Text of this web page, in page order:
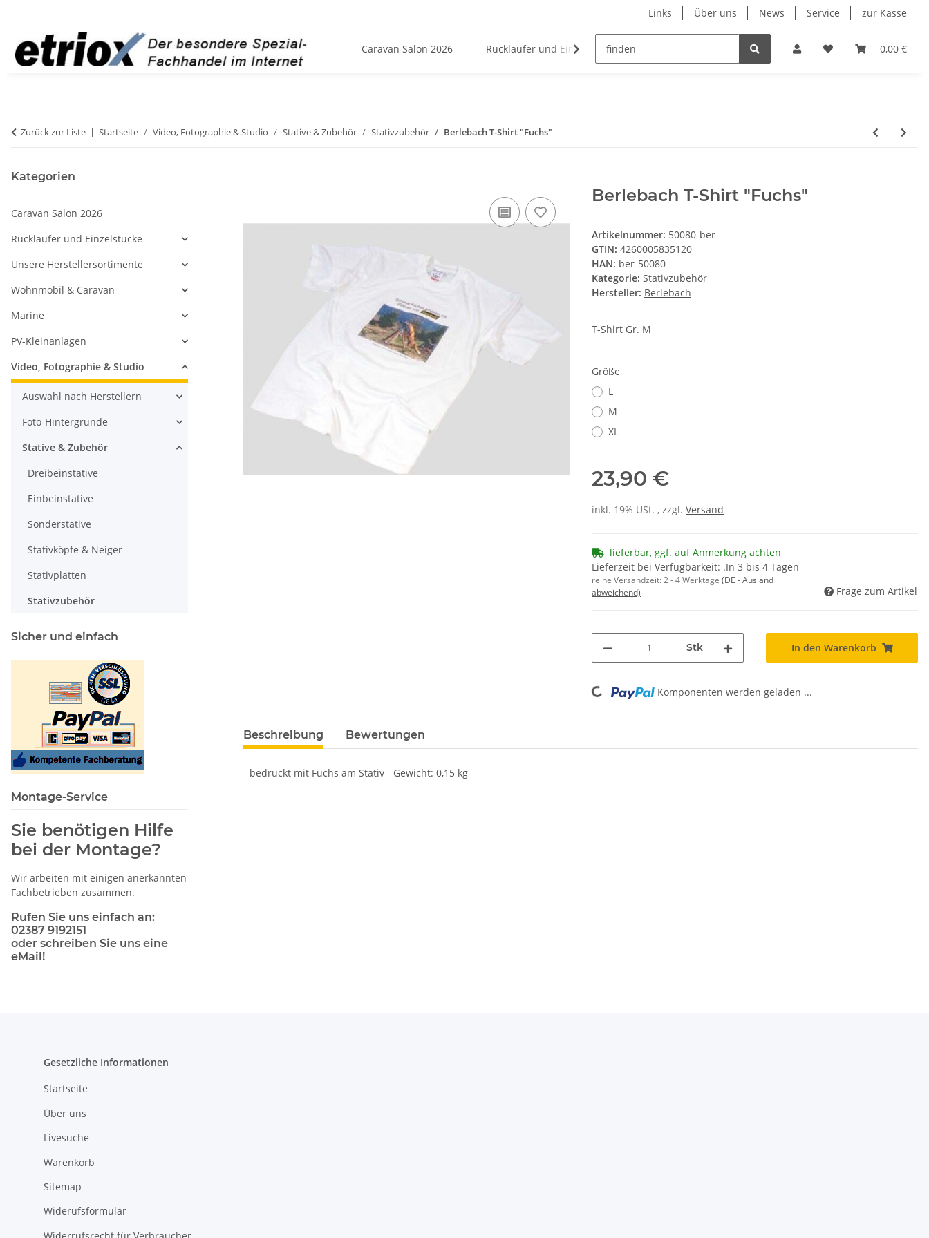
Links Über uns News Service zur Kasse
0,00 €
Caravan Salon 2026 Rückläufer und Einzelstücke Unsere Herstellersortimente Wohnmobil &
Zurück zur Liste Startseite Video, Fotographie & Studio Stative & Zubehör Stativzubehör Berlebach T-Shirt "Fuchs"
Berlebach T-Shirt "Fuchs"
Artikelnummer: 50080-ber
GTIN: 4260005835120
HAN: ber-50080
Kategorie: Stativzubehör
Hersteller: Berlebach
T-Shirt Gr. M
Größe
L
M
XL
23,90 €
inkl. 19% USt. , zzgl. Versand
lieferbar, ggf. auf Anmerkung achten
Lieferzeit bei Verfügbarkeit: .In 3 bis 4 Tagen
reine Versandzeit:2 - 4 Werktage (DE - Ausland
abweichend)
Frage zum Artikel
Stk In den Warenkorb
Loading... Komponenten werden geladen ...
Beschreibung Bewertungen
- bedruckt mit Fuchs am Stativ - Gewicht: 0,15 kg
Kategorien
Caravan Salon 2026
Rückläufer und Einzelstücke
Unsere Herstellersortimente
Wohnmobil & Caravan
Marine
PV-Kleinanlagen
Video, Fotographie & Studio
Auswahl nach Herstellern
Foto-Hintergründe
Stative & Zubehör
Dreibeinstative
Einbeinstative
Sonderstative
Stativköpfe & Neiger
Stativplatten
Stativzubehör
Sicher und einfach
Montage-Service
Sie benötigen Hilfe
bei der Montage?
Wir arbeiten mit einigen anerkannten
Fachbetrieben zusammen.
Rufen Sie uns einfach an:
02387 9192151
oder schreiben Sie uns eine
eMail!
Gesetzliche Informationen
Startseite
Über uns
Livesuche
Warenkorb
Sitemap
Widerufsformular
Widerrufsrecht für Verbraucher